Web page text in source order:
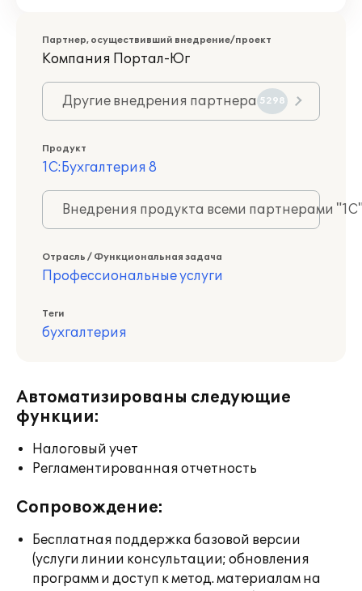
Партнер, осуществивший внедрение/проект
Компания Портал-Юг
Другие внедрения партнера 5298
Продукт
1С:Бухгалтерия 8
Внедрения продукта всеми партнерами
Отрасль / Функциональная задача
Профессиональные услуги
Теги
бухгалтерия
Автоматизированы следующие
функции:
Налоговый учет
Регламентированная отчетность
Сопровождение:
Бесплатная поддержка базовой версии
(услуги линии консультации; обновления
программ и доступ к метод. материалам на